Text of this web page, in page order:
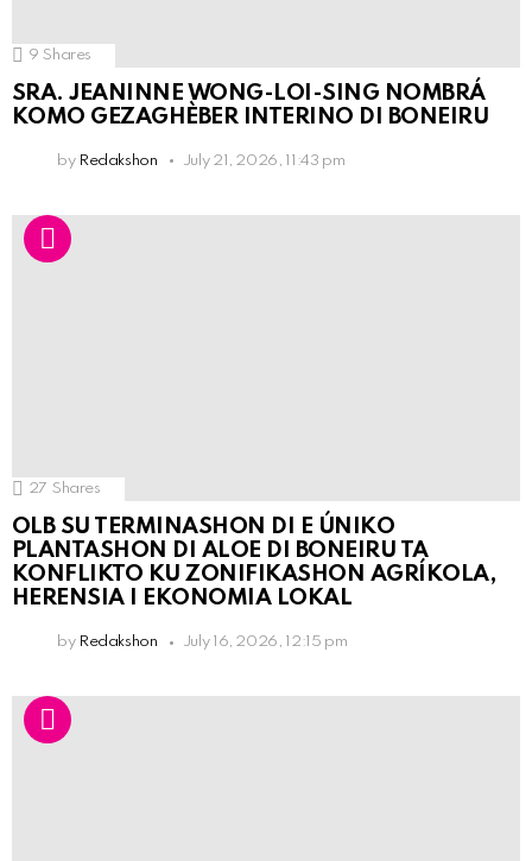
9 Shares
SRA. JEANINNE WONG-LOI-SING NOMBRÁ
KOMO GEZAGHÈBER INTERINO DI BONEIRU
by Redakshon July 21, 2026, 11:43 pm
27 Shares
OLB SU TERMINASHON DI E ÚNIKO
PLANTASHON DI ALOE DI BONEIRU TA
KONFLIKTO KU ZONIFIKASHON AGRÍKOLA,
HERENSIA I EKONOMIA LOKAL
by Redakshon July 16, 2026, 12:15 pm